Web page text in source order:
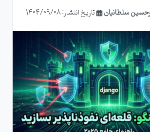
سلطانیان تاریخ انتشار: 1404/09/08